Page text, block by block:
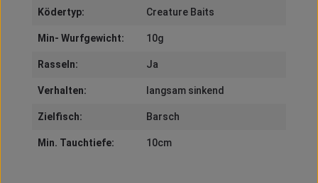
Ködertyp: Creature Baits
Min- Wurfgewicht: 10g
Rasseln: Ja
Verhalten: langsam sinkend
Zielfisch: Barsch
Min. Tauchtiefe: 10cm